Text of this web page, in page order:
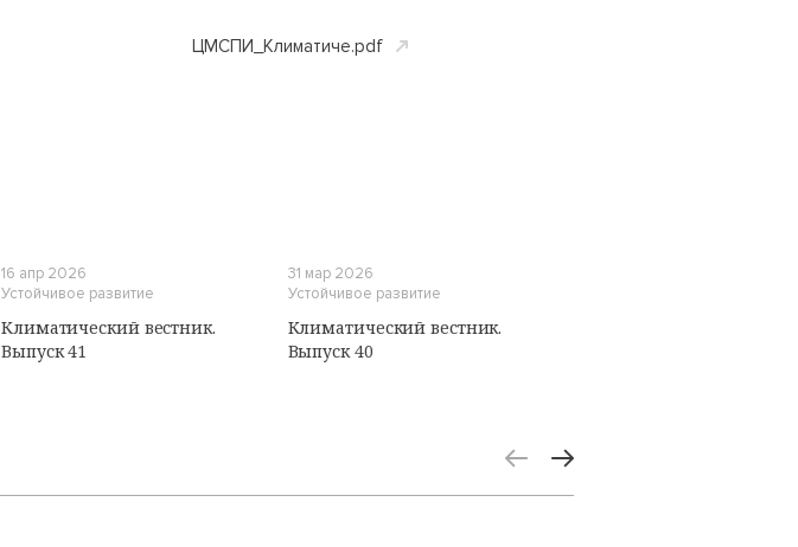
ЦМСПИ_Климатиче.pdf
16 апр 2026
Устойчивое развитие
Климатический вестник.
Выпуск 41
31 мар 2026
Устойчивое развитие
Климатический вестник.
Выпуск 40